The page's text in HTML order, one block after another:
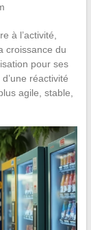
à l’activité,
croissance du
pour ses
réactivité
agile, stable,